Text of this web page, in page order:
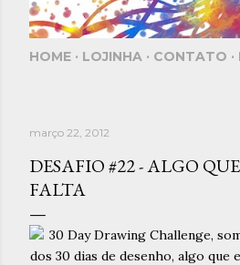
HOME LOJINHA CONTATO
março 22, 2012
DESAFIO #22 - ALGO
FALTA